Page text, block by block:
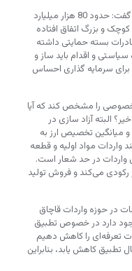
دبیر انجمن تولید کنندگان لوازم خانگی ایران گفت: حدود 80 هزار میلیارد
و بزرگ اتفاق افتاده
بسته حمایتی داشته
سیاستی و اقدام باید ساز و
سرمایه گذاری احساس
را مشخص کند که آیا
البته آزاد سازی در
و میانگین تخصیص ارز به
روز است و فرآیند واردات مواد اولیه و قطعه
واردات در حد شعار است.
رکودی می‌کند و فروش تولید
در حوزه واردات قاچاق
دارد در خصوص تطبیق
تعرفه‌ای را کاهش دهیم
کاهش یابد، بنابراین